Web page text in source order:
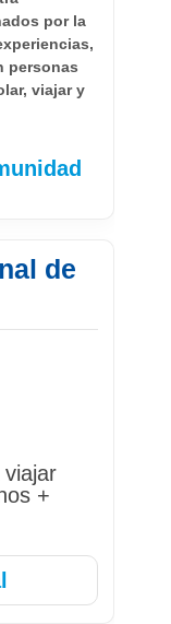
por la
personas
viajar y
de
+